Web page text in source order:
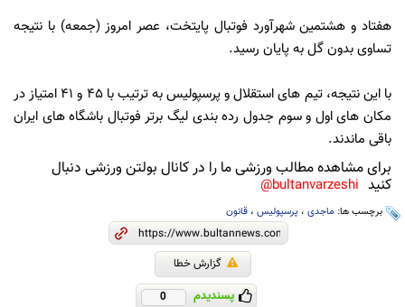
هفتاد و هشتمین شهرآورد فوتبال پایتخت، عصر امروز (جمعه) با نتیجه
تساوی بدون گل به پایان رسید.
با این نتیجه، تیم های استقلال و پرسپولیس به ترتیب با 45 و 41 امتیاز در
مکان های اول و سوم جدول رده بندی لیگ برتر فوتبال باشگاه های ایران
باقی ماندند.
برای مشاهده مطالب ورزشی ما را در کانال بولتن ورزشی دنبال
کنید bultanvarzeshi@
برچسب ها: ماجدی ، پرسپولیس ، قانون
گزارش خطا
پسندیدم 0